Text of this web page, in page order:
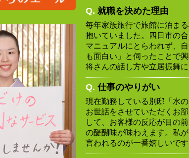
Q. 就職を決めた理由
毎年家族旅行で旅館に泊ま
抱いていました。四日市の
マニュアルにとらわれず、
も面白い」と伺ったことで
将さんの話し方や立居振舞
Q. 仕事のやりがい
現在勤務している別邸「水
お世話をさせていただくお
して、お客様の反応が目の
の醍醐味が味わえます。私
言われるのが一番嬉しいです